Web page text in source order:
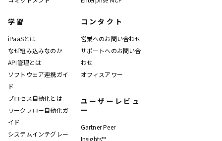
学習
iPaaSとは
なぜ組み込みなのか
API管理とは
ソフトウェア連携ガイ
ド
プロセス自動化とは
ワークフロー自動化ガ
イド
システムインテグレー
コンタクト
営業へのお問い合わせ
サポートへのお問い合
わせ
オフィスアワー
ユーザーレビュ
ー
Gartner Peer
Insights™